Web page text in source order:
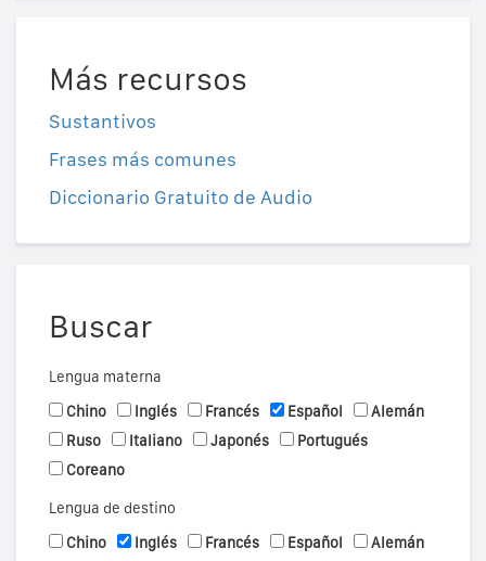
Más recursos
Sustantivos
Frases más comunes
Diccionario Gratuito de Audio
Buscar
Lengua materna
Chino
Inglés Francés Español
Alemán
Ruso
Italiano Japonés
Portugués
Coreano
Lengua de destino
Chino
Inglés Francés Español
Alemán